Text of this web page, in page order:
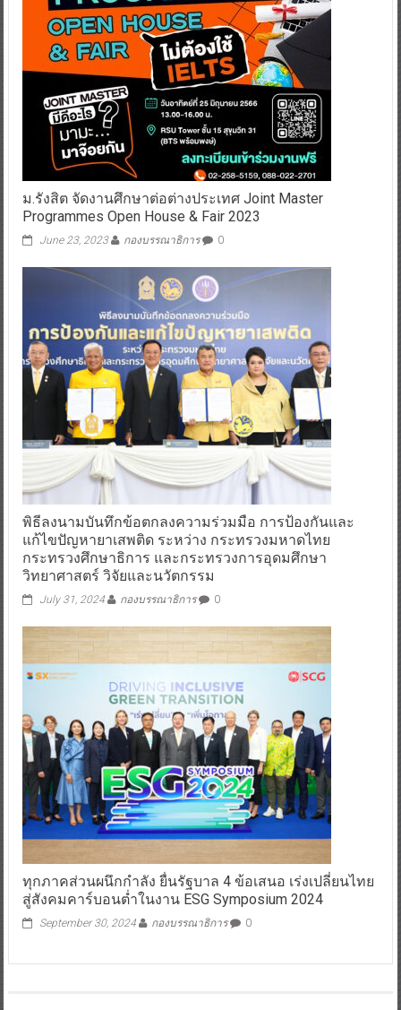
ม.รังสิต จัดงานศึกษาต่อต่างประเทศ Joint Master
Programmes Open House & Fair 2023
June 23, 2023 กองบรรณาธิการ 0
พิธีลงนามบันทึกข้อตกลงความร่วมมือ การป้องกันและ
แก้ไขปัญหายาเสพติด ระหว่าง กระทรวงมหาดไทย
กระทรวงศึกษาธิการ และกระทรวงการอุดมศึกษา
วิทยาศาสตร์ วิจัยและนวัตกรรม
July 31, 2024 กองบรรณาธิการ 0
ทุกภาคส่วนผนึกกำลัง ยื่นรัฐบาล 4 ข้อเสนอ เร่งเปลี่ยนไทย
สู่สังคมคาร์บอนต่ำในงาน ESG Symposium 2024
September 30, 2024 กองบรรณาธิการ 0